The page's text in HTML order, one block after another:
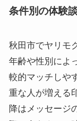
条件別の体験
秋田市でヤリモ
年齢や性別によ
較的マッチしや
重な人が増える
降はメッセージ